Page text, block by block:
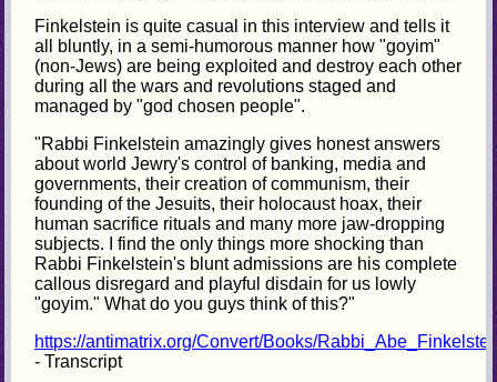
Finkelstein is quite casual in this interview and tells it
all bluntly, in a semi-humorous manner how "goyim"
(non-Jews) are being exploited and destroy each other
during all the wars and revolutions staged and
managed by "god chosen people".
"Rabbi Finkelstein amazingly gives honest answers
about world Jewry's control of banking, media and
governments, their creation of communism, their
founding of the Jesuits, their holocaust hoax, their
human sacrifice rituals and many more jaw-dropping
subjects. I find the only things more shocking than
Rabbi Finkelstein's blunt admissions are his complete
callous disregard and playful disdain for us lowly
"goyim." What do you guys think of this?"
https://antimatrix.org/Convert/Books/
- Transcript